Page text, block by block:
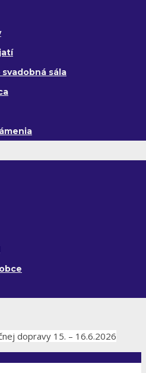
sála
dopravy 15. – 16.6.2026